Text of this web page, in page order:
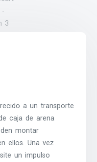
a un transporte
caja de arena
montar
ellos. Una vez
un impulso